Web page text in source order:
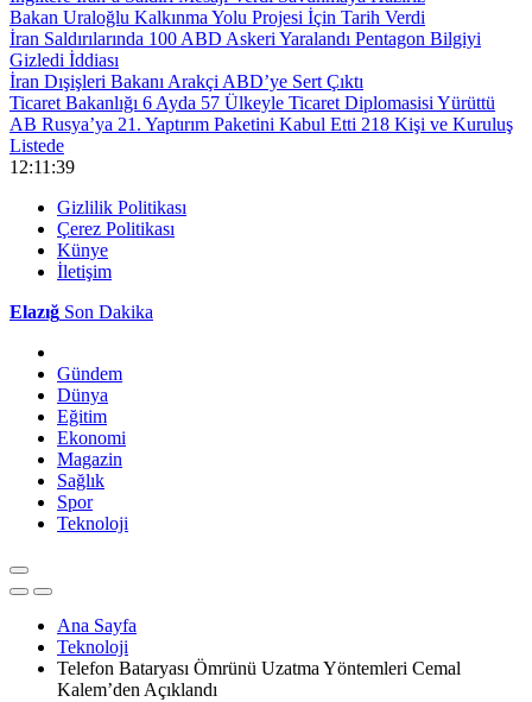
Bakan Uraloğlu Kalkınma Yolu Projesi İçin Tarih Verdi
İran Saldırılarında 100 ABD Askeri Yaralandı Pentagon Bilgiyi
Gizledi İddiası
İran Dışişleri Bakanı Arakçi ABD’ye Sert Çıktı
Ticaret Bakanlığı 6 Ayda 57 Ülkeyle Ticaret Diplomasisi Yürüttü
AB Rusya’ya 21. Yaptırım Paketini Kabul Etti 218 Kişi ve Kuruluş
Listede
12:11:39
Gizlilik Politikası
Çerez Politikası
Künye
İletişim
Elazığ Son Dakika
Gündem
Dünya
Eğitim
Ekonomi
Magazin
Sağlık
Spor
Teknoloji
Ana Sayfa
Teknoloji
Telefon Bataryası Ömrünü Uzatma Yöntemleri Cemal
Kalem’den Açıklandı